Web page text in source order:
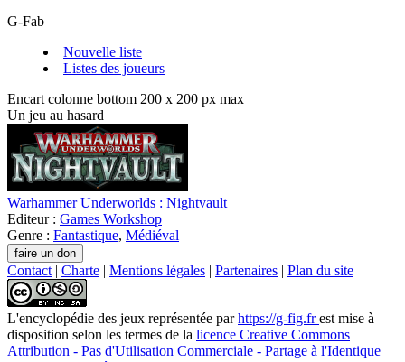
G-Fab
Nouvelle liste
Listes des joueurs
Encart colonne bottom 200 x 200 px max
Un jeu au hasard
Warhammer Underworlds : Nightvault
Editeur : Games Workshop
Genre : Fantastique, Médiéval
Contact | Charte | Mentions légales | Partenaires | Plan du site
L'encyclopédie des jeux représentée parhttps://g-fig.frest mise à
disposition selon les termes de la licence Creative Commons
Attribution - Pas d'Utilisation Commerciale - Partage à l'Identique